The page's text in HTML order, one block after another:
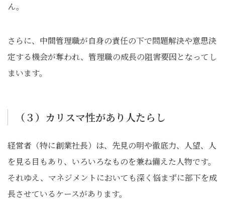
ん。
さらに、中間管理職が自身の責任の下で問題解決や意思決
定する機会が奪われ、管理職の成長の阻害要因となってし
まいます。
（３）カリスマ性があり人たらし
経営者（特に創業社長）は、先見の明や徹底力、人望、人
を見る目もあり、いろいろなものを兼ね備えた人物です。
それゆえ、マネジメントにおいても深く悩まずに部下を成
長させているケースがあります。